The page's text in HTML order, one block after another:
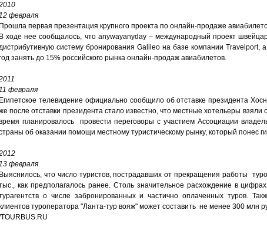
февраля
Прошла первая презентация крупного проекта по онлайн-продаже
В ходе нее сообщалось, что anywayanyday – международный проект
систему бронирования Galileo на базе компании
занять до 15% российского рынка онлайн-продаж авиабилетов.
февраля
Египетское телевидение официально сообщило об отставке президента
после отставки президента стало известно, что местные хотельеры
планировалось провести переговоры с участием Ассоциации
об оказании помощи местному туристическому рынку, который понес
февраля
Выяснилось, что число туристов, пострадавших от прекращения работы
как предполагалось ранее. Столь значительное расхождение в
о числе забронированных и частично оплаченных туров.
туроператора "Ланта-тур вояж" может составить не менее 300 млн